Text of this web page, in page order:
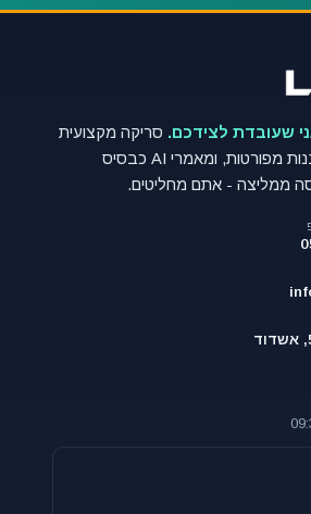
שעובדת לצידכם. סריקה מקצועית
של 50 עמודים, תובנות מפורטות, ומאמרי AI כבסיס
ממליצה - אתם מחליטים.